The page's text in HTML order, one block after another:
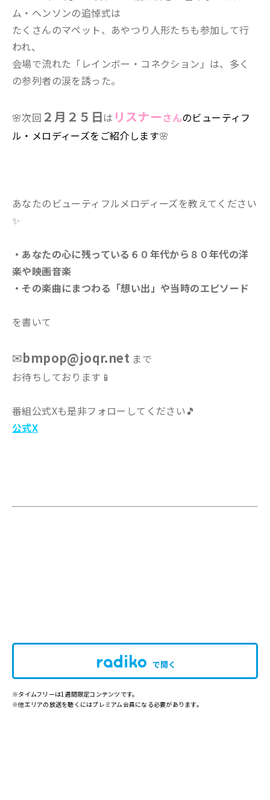
ム・ヘンソンの追悼式は
たくさんのマペット、あやつり人形たちも参加して行
われ、
会場で流れた「レインボー・コネクション」は、多く
の参列者の涙を誘った。
🌸次回 ２月２５日は リスナーさんのビューティフ
ル・メロディーズをご紹介します🌸
あなたのビューティフルメロディーズを教えてください
✨
・あなたの心に残っている６０年代から８０年代の洋
楽や映画音楽
・その楽曲にまつわる「想い出」や当時のエピソード
を書いて
✉bmpop@joqr.net まで
お待ちしております📱
番組公式Xも是非フォローしてください🎵
公式X
で開く
※タイムフリーは1週間限定コンテンツです。
※他エリアの放送を聴くにはプレミアム会員になる必要があります。